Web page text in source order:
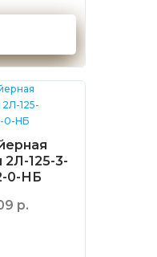
2Л-125-3-
0-НБ
р.